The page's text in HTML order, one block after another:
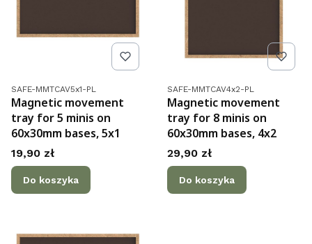
Kod produktu
SAFE-MMTCAV5x1-PL
Magnetic movement
tray for 5 minis on
60x30mm bases, 5x1
Cena
19,90 zł
Do koszyka
Kod produktu
SAFE-MMTCAV4x2-PL
Magnetic movement
tray for 8 minis on
60x30mm bases, 4x2
Cena
29,90 zł
Do koszyka